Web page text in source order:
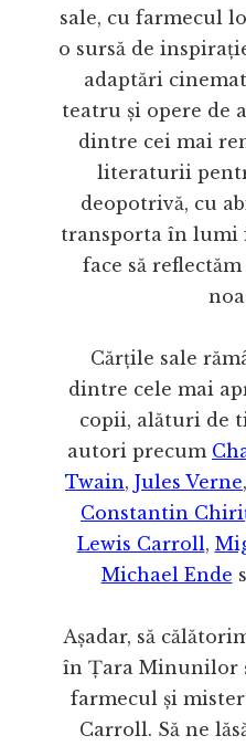
sale, cu farmecul
o sursă de
adaptări
teatru și opere de
dintre cei mai
literaturii
deopotrivă, cu
transporta în lumi
face să
Cărțile sale
dintre cele mai
copii, alături de
autori precum
Twain, Jules Verne,
Constantin
Lewis Carroll,
Michael Ende
Așadar, să
în Țara Minunilor
farmecul și
Carroll. Să ne